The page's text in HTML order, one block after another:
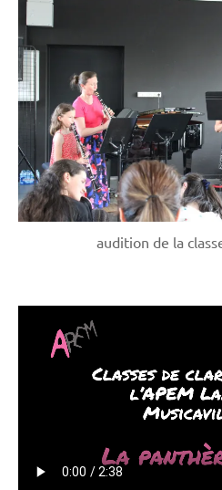
audition de la